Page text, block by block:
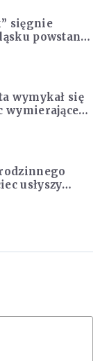
sięgnie
powstanie
wymykał się
wymierające
usłyszy